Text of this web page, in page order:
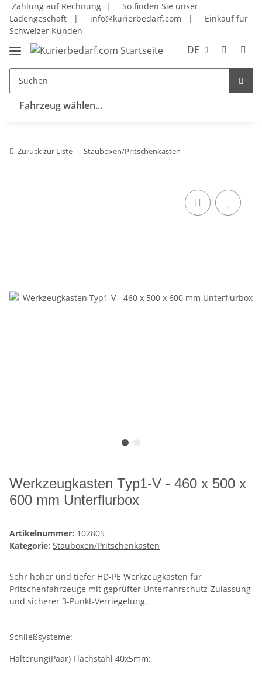
Zahlung auf Rechnung |
So finden Sie unser
Ladengeschäft
| info@kurierbedarf.com |
Einkauf für
Schweizer Kunden
DE
Fahrzeug wählen...
Zurück zur Liste Stauboxen/Pritschenkästen
Werkzeugkasten Typ1-V - 460 x 500 x
600 mm Unterflurbox
Artikelnummer: 102805
Kategorie: Stauboxen/Pritschenkästen
Sehr hoher und tiefer HD-PE Werkzeugkasten für
Pritschenfahrzeuge mit geprüfter Unterfahrschutz-Zulassung
und sicherer 3-Punkt-Verriegelung.
Schließsysteme:
Halterung(Paar) Flachstahl 40x5mm: